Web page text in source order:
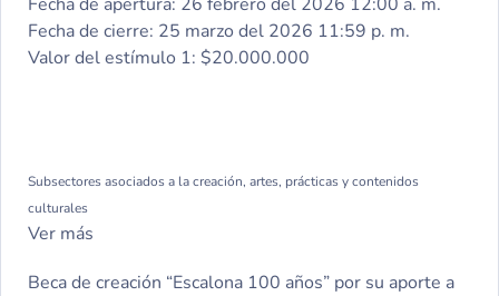
Fecha de cierre: 25 marzo del 2026 11:59 p. m.
Valor del estímulo 1: $20.000.000
Subsectores asociados a la creación, artes, prácticas y contenidos
culturales
Ver más
Beca de creación “Escalona 100 años” por su aporte a